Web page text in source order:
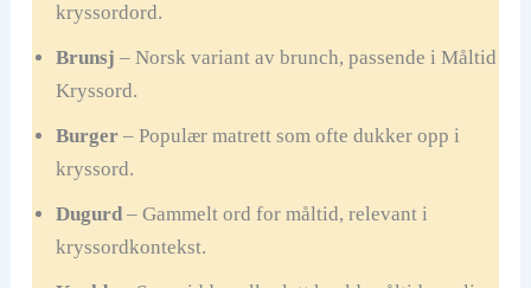
kryssordord.
Brunsj – Norsk variant av brunch, passende i Måltid
Kryssord.
Burger – Populær matrett som ofte dukker opp i
kryssord.
Dugurd– Gammelt ord for måltid, relevant i
kryssordkontekst.